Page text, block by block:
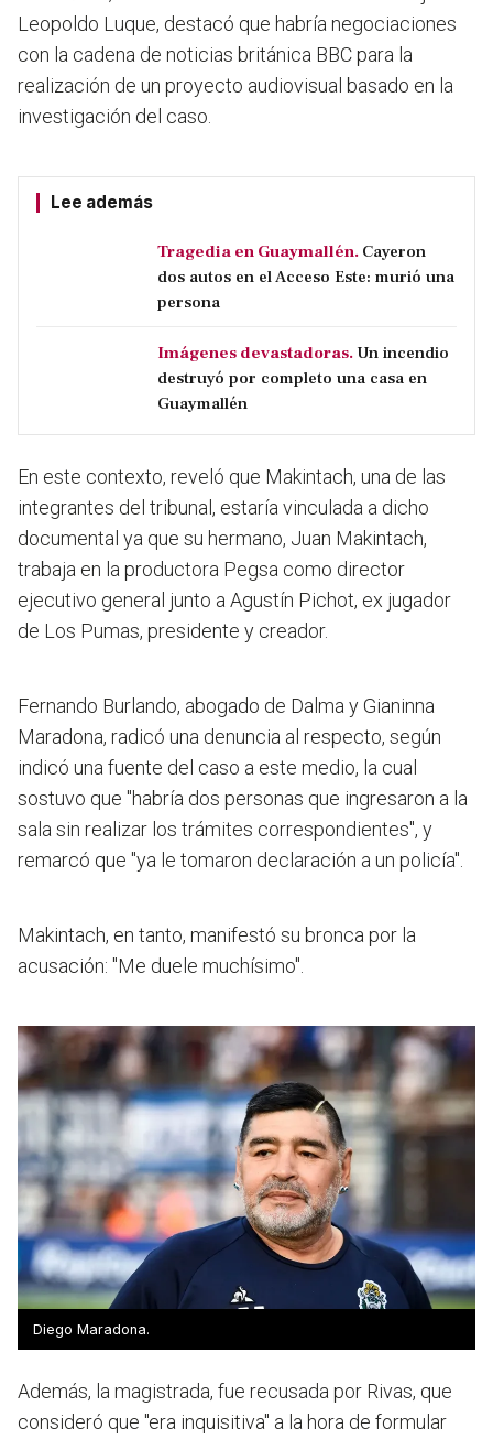
Leopoldo Luque, destacó que habría negociaciones
con la cadena de noticias británica BBC para la
realización de un proyecto audiovisual basado en la
investigación del caso.
Lee además
Tragedia en Guaymallén. Cayeron
dos autos en el Acceso Este: murió una
persona
Imágenes devastadoras. Un incendio
destruyó por completo una casa en
Guaymallén
En este contexto, reveló que Makintach, una de las
integrantes del tribunal, estaría vinculada a dicho
documental ya que su hermano, Juan Makintach,
trabaja en la productora Pegsa como director
ejecutivo general junto a Agustín Pichot, ex jugador
de Los Pumas, presidente y creador.
Fernando Burlando, abogado de Dalma y Gianinna
Maradona, radicó una denuncia al respecto, según
indicó una fuente del caso a este medio, la cual
sostuvo que "habría dos personas que ingresaron a la
sala sin realizar los trámites correspondientes", y
remarcó que "ya le tomaron declaración a un policía".
Makintach, en tanto, manifestó su bronca por la
acusación: "Me duele muchísimo".
Diego Maradona.
Además, la magistrada, fue recusada por Rivas, que
consideró que "era inquisitiva" a la hora de formular